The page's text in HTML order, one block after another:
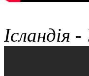
Ісландія